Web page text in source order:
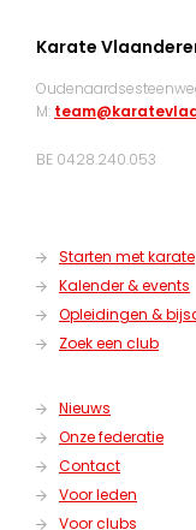
Karate
M:
BE 0428.240.053
Starten met karate
Kalender & events
Opleidingen &
Zoek een club
Nieuws
Onze federatie
Contact
Voor leden
Voor clubs